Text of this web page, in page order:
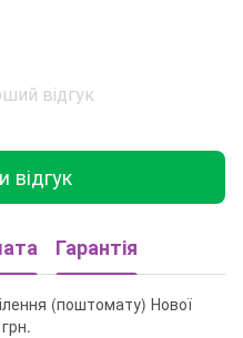
відгук
відгук
Гарантія
(поштомату) Нової